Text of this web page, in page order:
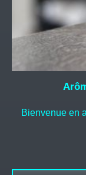
Bienvenue en